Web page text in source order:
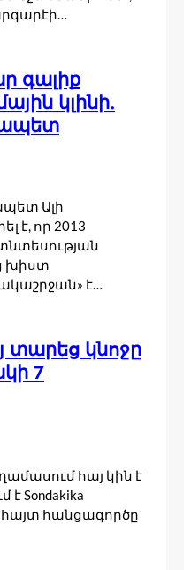
գալիք
կլինի.
Ալի
է, որ 2013
խիստ
է…
տարեց կնոջը
7
հայ կին է
Sondakika
հանցագործը